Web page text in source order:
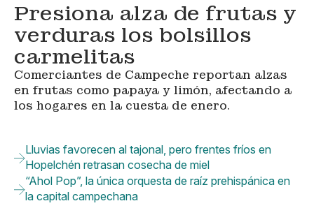
Presiona alza de frutas y
verduras los bolsillos
carmelitas
Comerciantes de Campeche reportan alzas
en frutas como papaya y limón, afectando a
los hogares en la cuesta de enero.
Lluvias favorecen al tajonal, pero frentes fríos en
Hopelchén retrasan cosecha de miel
“Ahol Pop”, la única orquesta de raíz prehispánica en
la capital campechana